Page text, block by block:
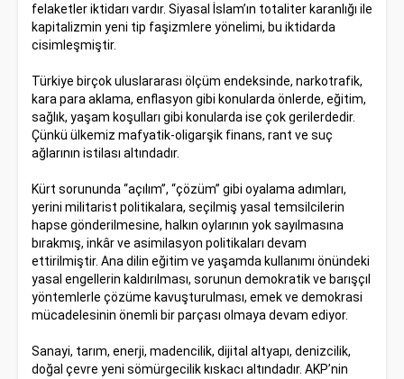
felaketler iktidarı vardır. Siyasal İslam’ın totaliter karanlığı ile
kapitalizmin yeni tip faşizmlere yönelimi, bu iktidarda
cisimleşmiştir.
Türkiye birçok uluslararası ölçüm endeksinde, narkotrafik,
kara para aklama, enflasyon gibi konularda önlerde, eğitim,
sağlık, yaşam koşulları gibi konularda ise çok gerilerdedir.
Çünkü ülkemiz mafyatik-oligarşik finans, rant ve suç
ağlarının istilası altındadır.
Kürt sorununda “açılım”, “çözüm” gibi oyalama adımları,
yerini militarist politikalara, seçilmiş yasal temsilcilerin
hapse gönderilmesine, halkın oylarının yok sayılmasına
bırakmış, inkâr ve asimilasyon politikaları devam
ettirilmiştir. Ana dilin eğitim ve yaşamda kullanımı önündeki
yasal engellerin kaldırılması, sorunun demokratik ve barışçıl
yöntemlerle çözüme kavuşturulması, emek ve demokrasi
mücadelesinin önemli bir parçası olmaya devam ediyor.
Sanayi, tarım, enerji, madencilik, dijital altyapı, denizcilik,
doğal çevre yeni sömürgecilik kıskacı altındadır. AKP’nin